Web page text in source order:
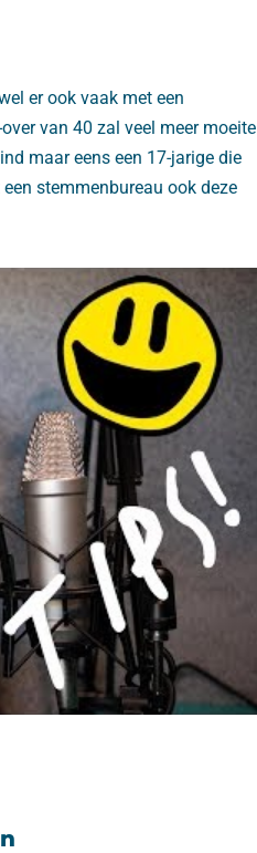
er ook vaak met een
van 40 zal veel meer moeite
maar eens een 17-jarige die
stemmenbureau ook deze